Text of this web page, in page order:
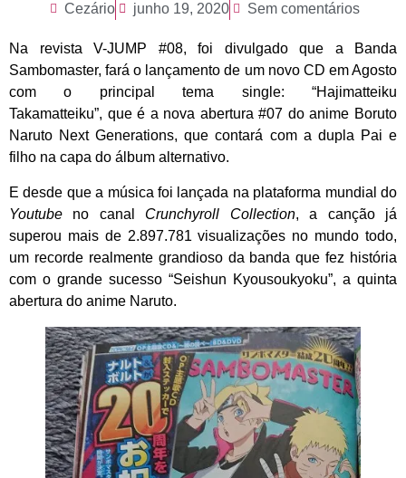
Cezário junho 19, 2020 Sem comentários
Na revista V-JUMP #08, foi divulgado que a Banda
Sambomaster, fará o lançamento de um novo CD em Agosto
com o principal tema single: “Hajimatteiku
Takamatteiku”, que é a nova abertura #07 do anime Boruto
Naruto Next Generations, que contará com a dupla Pai e
filho na capa do álbum alternativo.
E desde que a música foi lançada na plataforma mundial do
Youtube no canal Crunchyroll Collection, a canção já
superou mais de 2.897.781 visualizações no mundo todo,
um recorde realmente grandioso da banda que fez história
com o grande sucesso “Seishun Kyousoukyoku”, a quinta
abertura do anime Naruto.